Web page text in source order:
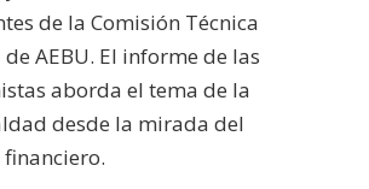
de la Comisión Técnica
de AEBU. El informe de las
aborda el tema de la
desde la mirada del